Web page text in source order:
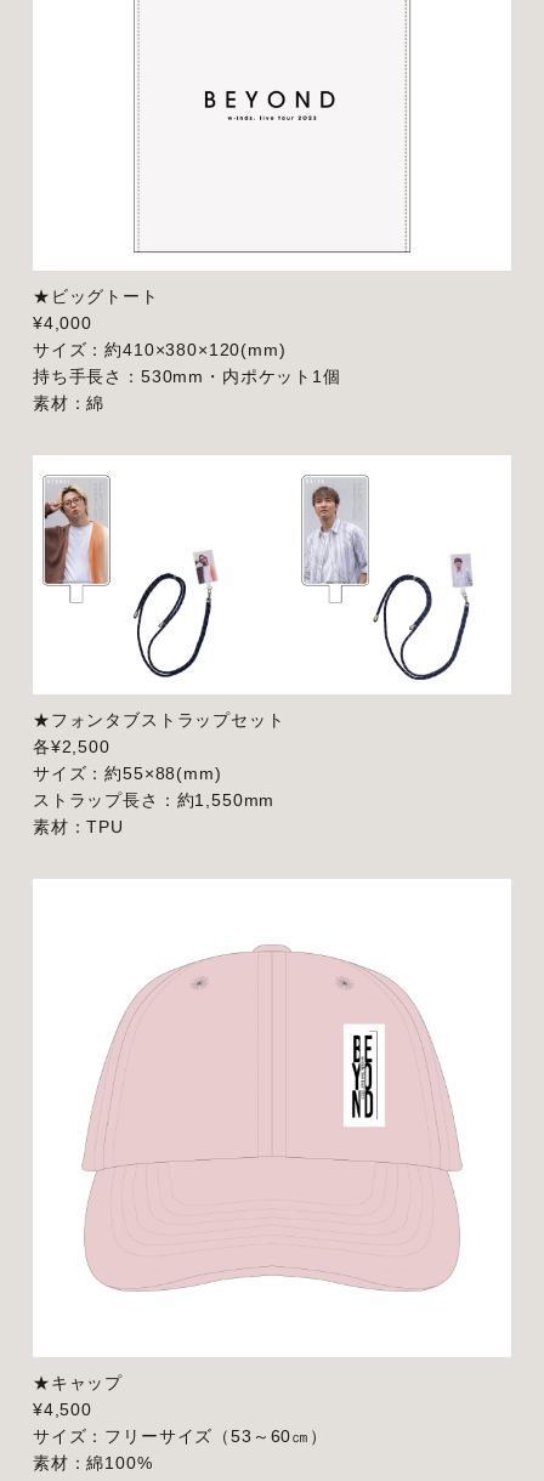
★ビッグトート
¥4,000
サイズ：約410×380×120(mm)
持ち手長さ：530mm・内ポケット1個
素材：綿
★フォンタブストラップセット
各¥2,500
サイズ：約55×88(mm)
ストラップ長さ：約1,550mm
素材：TPU
★キャップ
¥4,500
サイズ：フリーサイズ（53～60㎝）
素材：綿100%